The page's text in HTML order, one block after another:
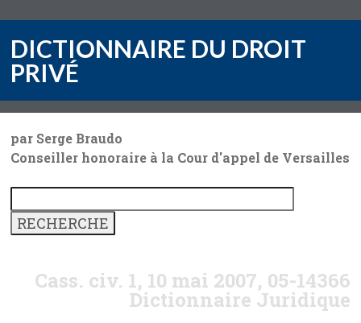
DICTIONNAIRE DU DROIT
PRIVÉ
par Serge Braudo
Conseiller honoraire à la Cour d'appel de Versailles
Cass. civ. 1, 10 mai 2007, 05-14366
Dictionnaire Juridique